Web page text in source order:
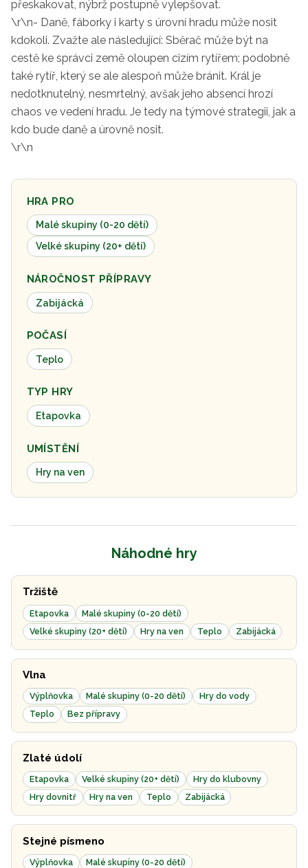
přeskakovat, nýbrž postupně vylepšovat.
\r\n- Daně, fáborky i karty s úrovní hradu může nosit
kdokoli. Zvažte ale následující: Sběrač může být na
cestě ke správci země oloupen cizím rytířem; podobně
také rytíř, který se ale alespoň může bránit. Král je
nedotknutelný, nesmrtelný, avšak jeho absencí hrozí
chaos ve vedení hradu. Je tedy na týmové strategii, jak a
kdo bude daně a úrovně nosit.
\r\n
HRA PRO
Malé skupiny (0-20 dětí)
Velké skupiny (20+ dětí)
NÁROČNOST PŘÍPRAVY
Zabijácká
POČASÍ
Teplo
TYP HRY
Etapovka
UMÍSTĚNÍ
Hry na ven
Náhodné hry
Tržiště
Etapovka
Malé skupiny (0-20 dětí)
Velké skupiny (20+ dětí)
Hry na ven Teplo Zabijácká
Vlna
Výplňovka Malé skupiny (0-20 dětí)
Hry do vody
Teplo
Bez přípravy
Zlaté údolí
Etapovka Velké skupiny (20+ dětí)
Hry do klubovny
Hry dovnitř
Hry na ven Teplo Zabijácká
Stejné písmeno
Výplňovka
Malé skupiny (0-20 dětí)